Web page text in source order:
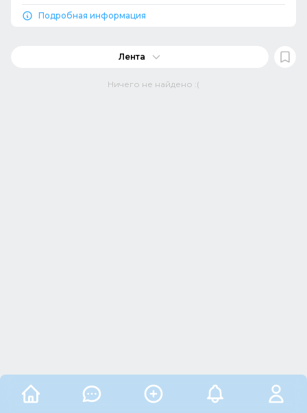
Подробная информация
Лента
Ничего не найдено :(